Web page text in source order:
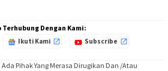
Terhubung Dengan Kami:
Ikuti Kami Subscribe
Pihak Yang Merasa Dirugikan Dan /Atau